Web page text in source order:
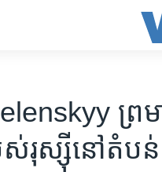
ព្រម
រុស្ស៊ី​​នៅ​តំបន់​